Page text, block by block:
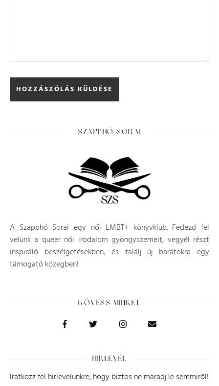
SZAPPHÓ SORAI
A Szapphó Sorai egy női LMBT+ könyvklub. Fedezd fel
velünk a queer női irodalom gyöngyszemeit, vegyél részt
inspiráló beszélgetésekben, és találj új barátokra egy
támogató közegben!
KÖVESS MINKET
HÍRLEVÉL
Iratkozz fel hírlevelünkre, hogy biztos ne maradj le semmiről!